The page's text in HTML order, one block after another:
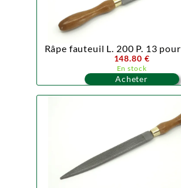
Râpe fauteuil L. 200 P. 13
148.80 €
En stock
Acheter